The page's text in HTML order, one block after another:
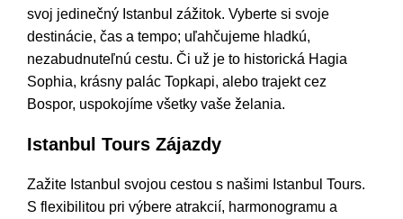
svoj jedinečný Istanbul zážitok. Vyberte si svoje
destinácie, čas a tempo; uľahčujeme hladkú,
nezabudnuteľnú cestu. Či už je to historická Hagia
Sophia, krásny palác Topkapi, alebo trajekt cez
Bospor, uspokojíme všetky vaše želania.
Istanbul Tours Zájazdy
Zažite Istanbul svojou cestou s našimi Istanbul Tours.
S flexibilitou pri výbere atrakcií, harmonogramu a